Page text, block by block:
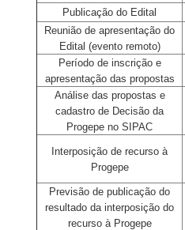
Publicação do Edital
Reunião de apresentação do
Edital (evento remoto)
Período de inscrição e
apresentação das propostas
Análise das propostas e
cadastro de Decisão da
Progepe no SIPAC
Interposição de recurso à
Progepe
Previsão de publicação do
resultado da interposição do
recurso à Progepe